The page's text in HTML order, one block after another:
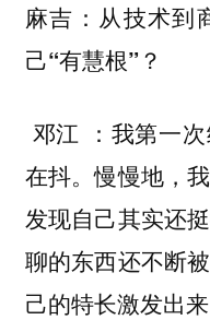
麻吉：从技术到
己“有慧根”？
邓江 ：我第一
在抖。慢慢地，
发现自己其实还
聊的东西还不断
己的特长激发出来